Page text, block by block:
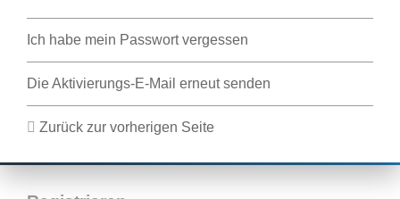
Ich habe mein Passwort vergessen
Die Aktivierungs-E-Mail erneut senden
Zurück zur vorherigen Seite